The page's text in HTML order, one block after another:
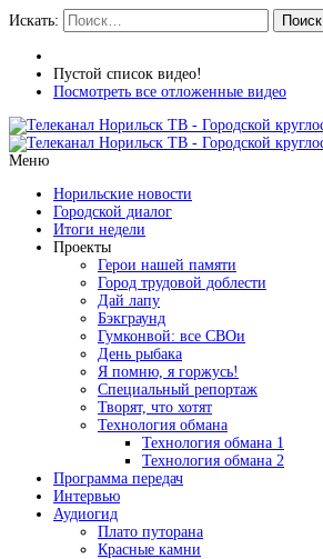
Искать: Поиск
Пустой список видео!
Посмотреть все отложенные видео
Меню
Норильские новости
Городской диалог
Итоги недели
Проекты
Герои нашей памяти
Город трудовой доблести
Дай лапу
Бэкграунд
Гумконвой: все СВОи
День рыбака
Я помню, я горжусь!
Специальный репортаж
Творят, что хотят
Технология обмана
Технология обмана 1
Технология обмана 2
Программа передач
Интервью
Аудиогид
Плато путорана
Красные камни